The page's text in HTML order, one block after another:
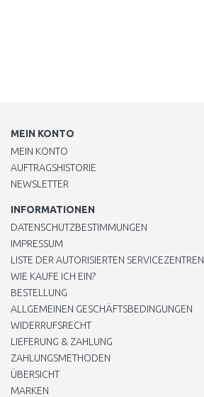
MEIN KONTO
MEIN KONTO
AUFTRAGSHISTORIE
NEWSLETTER
INFORMATIONEN
DATENSCHUTZBESTIMMUNGEN
IMPRESSUM
LISTE DER AUTORISIERTEN SERVICEZENTREN
WIE KAUFE ICH EIN?
BESTELLUNG
ALLGEMEINEN GESCHÄFTSBEDINGUNGEN
WIDERRUFSRECHT
LIEFERUNG & ZAHLUNG
ZAHLUNGSMETHODEN
ÜBERSICHT
MARKEN